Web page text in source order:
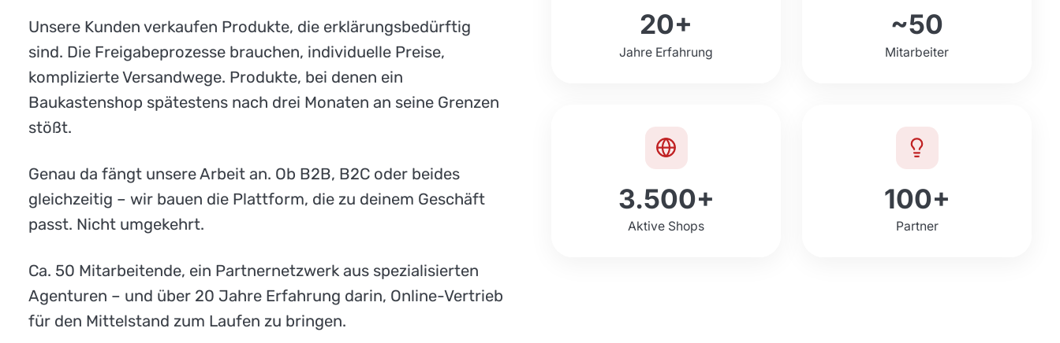
Unsere Kunden verkaufen Produkte, die erklärungsbedürftig
sind. Die Freigabeprozesse brauchen, individuelle Preise,
komplizierte Versandwege. Produkte, bei denen ein
Baukastenshop spätestens nach drei Monaten an seine Grenzen
stößt.
Genau da fängt unsere Arbeit an. Ob B2B, B2C oder beides
gleichzeitig – wir bauen die Plattform, die zu deinem Geschäft
passt. Nicht umgekehrt.
Ca. 50 Mitarbeitende, ein Partnernetzwerk aus spezialisierten
Agenturen – und über 20 Jahre Erfahrung darin, Online-Vertrieb
für den Mittelstand zum Laufen zu bringen.
20+
Jahre Erfahrung
~50
Mitarbeiter
3.500+
Aktive Shops
100+
Partner